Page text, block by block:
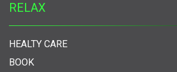
RELAX
HEALTY CARE
BOOK